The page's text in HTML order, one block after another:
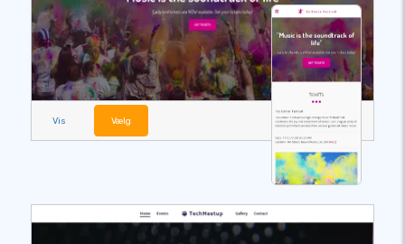
Vis Vælg